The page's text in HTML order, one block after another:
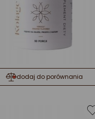
dodaj do porównania